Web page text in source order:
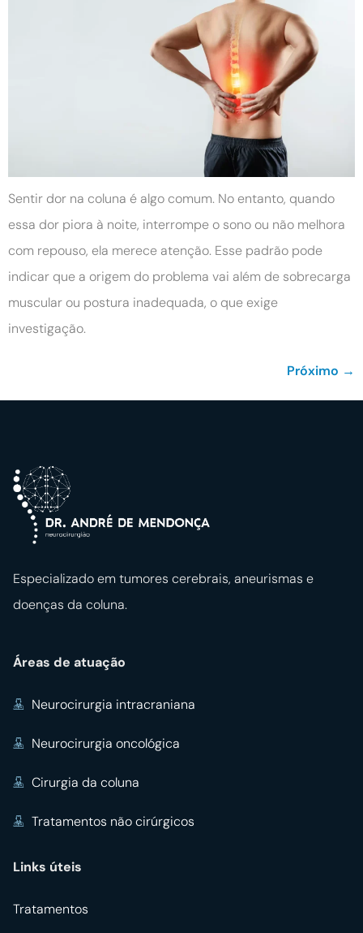
Sentir dor na coluna é algo comum. No entanto, quando
essa dor piora à noite, interrompe o sono ou não melhora
com repouso, ela merece atenção. Esse padrão pode
indicar que a origem do problema vai além de sobrecarga
muscular ou postura inadequada, o que exige
investigação.
Próximo →
Especializado em tumores cerebrais, aneurismas e
doenças da coluna.
Áreas de atuação
Neurocirurgia intracraniana
Neurocirurgia oncológica
Cirurgia da coluna
Tratamentos não cirúrgicos
Links úteis
Tratamentos